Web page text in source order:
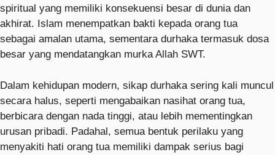
spiritual yang memiliki konsekuensi besar di dunia dan
akhirat. Islam menempatkan bakti kepada orang tua
sebagai amalan utama, sementara durhaka termasuk dosa
besar yang mendatangkan murka Allah SWT.
Dalam kehidupan modern, sikap durhaka sering kali muncul
secara halus, seperti mengabaikan nasihat orang tua,
berbicara dengan nada tinggi, atau lebih mementingkan
urusan pribadi. Padahal, semua bentuk perilaku yang
menyakiti hati orang tua memiliki dampak serius bagi